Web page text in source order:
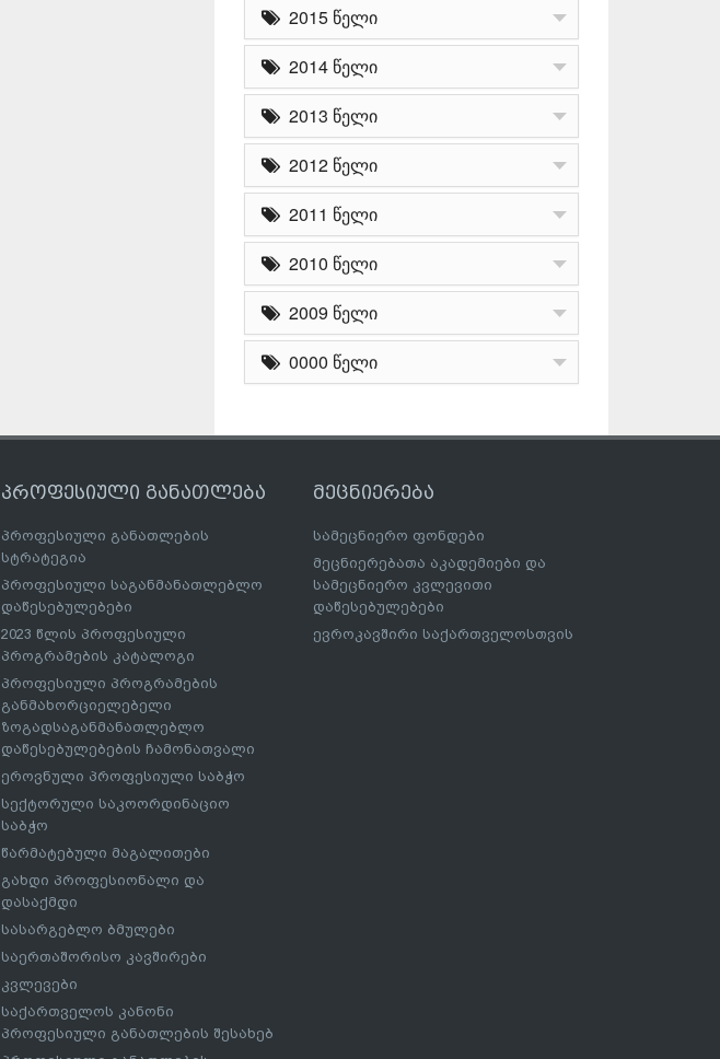
2015 წელი
2014 წელი
2013 წელი
2012 წელი
2011 წელი
2010 წელი
2009 წელი
0000 წელი
პროფესიული განათლება
პროფესიული განათლების
სტრატეგია
პროფესიული საგანმანათლებლო
დაწესებულებები
2023 წლის პროფესიული
პროგრამების კატალოგი
პროფესიული პროგრამების
განმახორციელებელი
ზოგადსაგანმანათლებლო
დაწესებულებების ჩამონათვალი
ეროვნული პროფესიული საბჭო
სექტორული საკოორდინაციო
საბჭო
წარმატებული მაგალითები
გახდი პროფესიონალი და
დასაქმდი
სასარგებლო ბმულები
საერთაშორისო კავშირები
კვლევები
საქართველოს კანონი
პროფესიული განათლების შესახებ
მეცნიერება
სამეცნიერო ფონდები
მეცნიერებათა აკადემიები და
სამეცნიერო კვლევითი
დაწესებულებები
ევროკავშირი საქართველოსთვის